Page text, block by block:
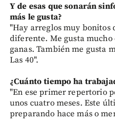
Y de esas que sonarán
más le gusta?
"Hay arreglos muy bonitos
diferente. Me gusta mucho
ganas. También me gusta
Las 40".
¿Cuánto tiempo ha
"En ese primer repertorio
unos cuatro meses. Este
preparando hace más o